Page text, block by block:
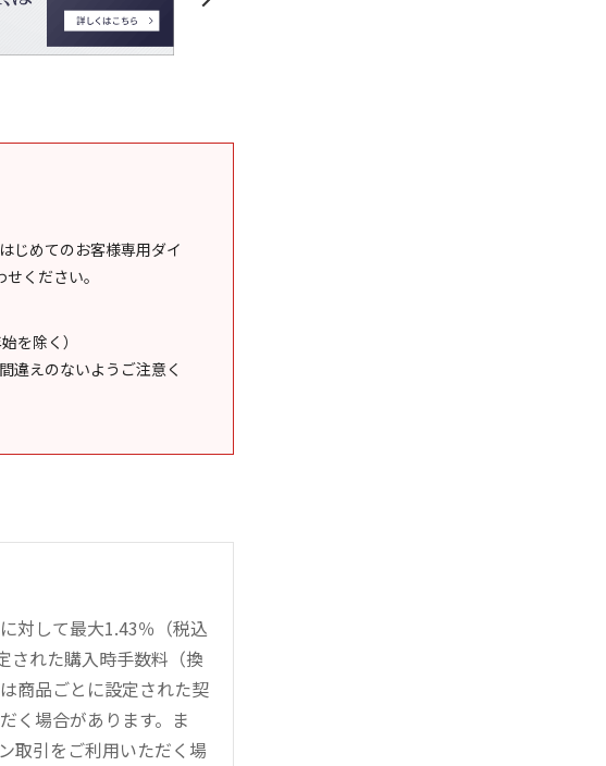
じめてのお客様専用ダイ
ください。
を除く）
違えのないようご注意く
対して最大1.43％（税込
された購入時手数料（換
商品ごとに設定された契
く場合があります。ま
取引をご利用いただく場